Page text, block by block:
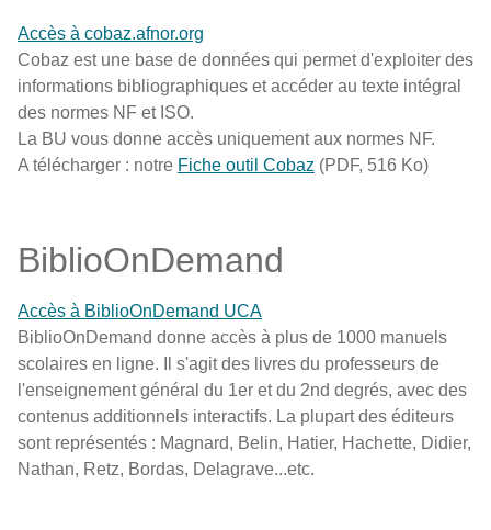
Accès à cobaz.afnor.org
Cobaz est une base de données qui permet d'exploiter des
informations bibliographiques et accéder au texte intégral
des normes NF et ISO.
La BU vous donne accès uniquement aux normes NF.
A télécharger : notre Fiche outil Cobaz (PDF, 516 Ko)
BiblioOnDemand
Accès à BiblioOnDemand UCA
BiblioOnDemand donne accès à plus de 1000 manuels
scolaires en ligne. Il s'agit des livres du professeurs de
l'enseignement général du 1er et du 2nd degrés, avec des
contenus additionnels interactifs. La plupart des éditeurs
sont représentés : Magnard, Belin, Hatier, Hachette, Didier,
Nathan, Retz, Bordas, Delagrave...etc.